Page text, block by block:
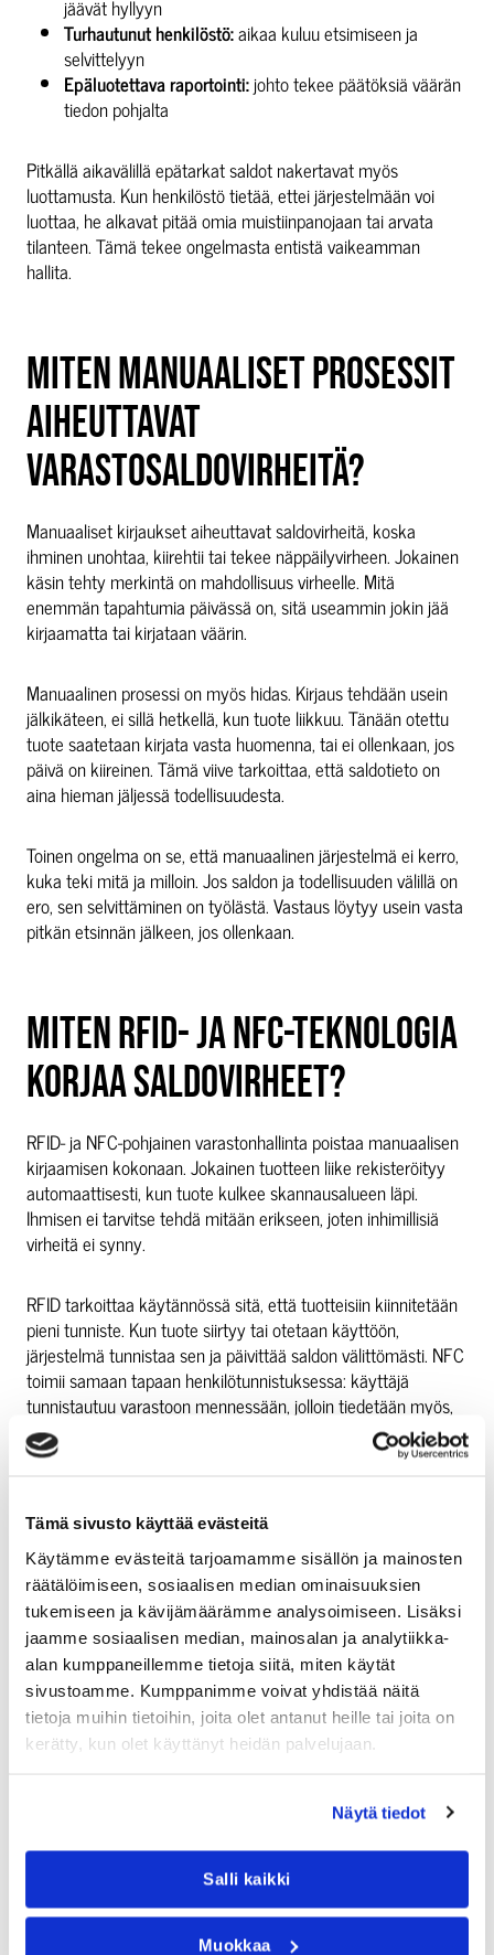
Tämä sivusto käyttää evästeitä
Käytämme evästeitä tarjoamamme sisällön ja mainosten
räätälöimiseen, sosiaalisen median ominaisuuksien
tukemiseen ja kävijämäärämme analysoimiseen. Lisäksi
jaamme sosiaalisen median, mainosalan ja analytiikka-
alan kumppaneillemme tietoja siitä, miten käytät
sivustoamme. Kumppanimme voivat yhdistää näitä
tietoja muihin tietoihin, joita olet antanut heille tai joita on
kerätty, kun olet käyttänyt heidän palvelujaan.
Näytä tiedot
Salli kaikki
Muokkaa
jäävät hyllyyn
Turhautunut henkilöstö:aikaa kuluu etsimiseen ja
selvittelyyn
Epäluotettava raportointi:johto tekee päätöksiä väärän
tiedon pohjalta
Pitkällä aikavälillä epätarkat saldot nakertavat myös
luottamusta. Kun henkilöstö tietää, ettei järjestelmään voi
luottaa, he alkavat pitää omia muistiinpanojaan tai arvata
tilanteen. Tämä tekee ongelmasta entistä vaikeamman
hallita.
MITEN MANUAALISET PROSESSIT
AIHEUTTAVAT
VARASTOSALDOVIRHEITÄ?
Manuaaliset kirjaukset aiheuttavat saldovirheitä, koska
ihminen unohtaa, kiirehtii tai tekee näppäilyvirheen. Jokainen
käsin tehty merkintä on mahdollisuus virheelle. Mitä
enemmän tapahtumia päivässä on, sitä useammin jokin jää
kirjaamatta tai kirjataan väärin.
Manuaalinen prosessi on myös hidas. Kirjaus tehdään usein
jälkikäteen, ei sillä hetkellä, kun tuote liikkuu. Tänään otettu
tuote saatetaan kirjata vasta huomenna, tai ei ollenkaan, jos
päivä on kiireinen. Tämä viive tarkoittaa, että saldotieto on
aina hieman jäljessä todellisuudesta.
Toinen ongelma on se, että manuaalinen järjestelmä ei kerro,
kuka teki mitä ja milloin. Jos saldon ja todellisuuden välillä on
ero, sen selvittäminen on työlästä. Vastaus löytyy usein vasta
pitkän etsinnän jälkeen, jos ollenkaan.
MITEN RFID- JA NFC-TEKNOLOGIA
KORJAA SALDOVIRHEET?
RFID- ja NFC-pohjainen varastonhallinta poistaa manuaalisen
kirjaamisen kokonaan. Jokainen tuotteen liike rekisteröityy
automaattisesti, kun tuote kulkee skannausalueen läpi.
Ihmisen ei tarvitse tehdä mitään erikseen, joten inhimillisiä
virheitä ei synny.
RFID tarkoittaa käytännössä sitä, että tuotteisiin kiinnitetään
pieni tunniste. Kun tuote siirtyy tai otetaan käyttöön,
järjestelmä tunnistaa sen ja päivittää saldon välittömästi. NFC
toimii samaan tapaan henkilötunnistuksessa: käyttäjä
tunnistautuu varastoon mennessään, jolloin tiedetään myös,
kuka tuotteen otti.
tasalla jatkuvasti, ei vain inventoinnin jälkeen. Tämä säästää
aikaa, vähentää hävikkiä ja tekee täydennystilauksista
ennakoitavia.
MILLOIN YRITYKSEN KANNATTAA
SIIRTYÄ
ÄLYVARASTORATKAISUUN?
Älyvarastoratkaisun hankinta kannattaa silloin, kun
manuaalinen kirjaaminen alkaa aiheuttaa toistuvia ongelmia.
Jos varastosaldot eivät täsmää, tuotteita katoaa
selittämättömästi tai inventointi vie kohtuuttomasti aikaa, on
aika harkita automaattista ratkaisua.